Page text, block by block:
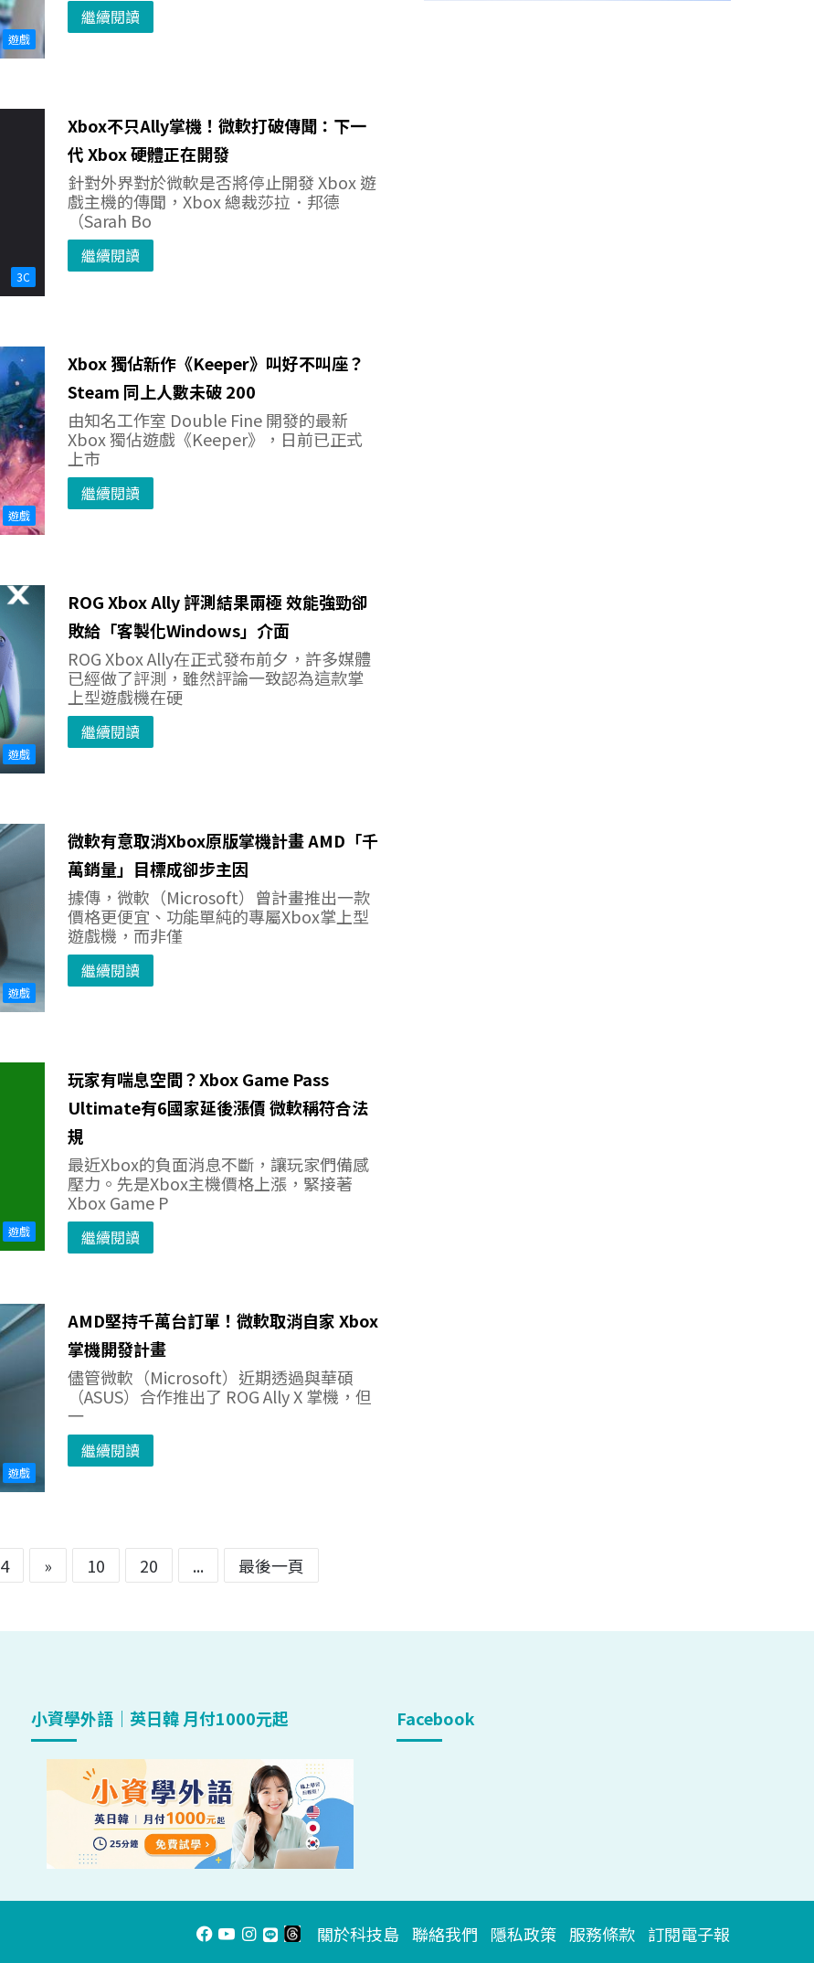
遊戲
繼續閱讀
3C
Xbox不只Ally掌機！微軟打破傳聞：下一
代 Xbox 硬體正在開發
針對外界對於微軟是否將停止開發 Xbox 遊
戲主機的傳聞，Xbox 總裁莎拉．邦德
（Sarah Bo
繼續閱讀
遊戲
Xbox 獨佔新作《Keeper》叫好不叫座？
Steam 同上人數未破 200
由知名工作室 Double Fine 開發的最新
Xbox 獨佔遊戲《Keeper》，日前已正式
上市
繼續閱讀
遊戲
ROG Xbox Ally 評測結果兩極 效能強勁卻
敗給「客製化Windows」介面
ROG Xbox Ally在正式發布前夕，許多媒體
已經做了評測，雖然評論一致認為這款掌
上型遊戲機在硬
繼續閱讀
遊戲
微軟有意取消Xbox原版掌機計畫 AMD「千
萬銷量」目標成卻步主因
據傳，微軟（Microsoft）曾計畫推出一款
價格更便宜、功能單純的專屬Xbox掌上型
遊戲機，而非僅
繼續閱讀
遊戲
玩家有喘息空間？Xbox Game Pass
Ultimate有6國家延後漲價 微軟稱符合法
規
最近Xbox的負面消息不斷，讓玩家們備感
壓力。先是Xbox主機價格上漲，緊接著
Xbox Game P
繼續閱讀
遊戲
AMD堅持千萬台訂單！微軟取消自家 Xbox
掌機開發計畫
儘管微軟（Microsoft）近期透過與華碩
（ASUS）合作推出了 ROG Ally X 掌機，但
一
繼續閱讀
4 » 10 20 ... 最後一頁
小資學外語｜英日韓 月付1000元起 Facebook
關於科技島 聯絡我們 隱私政策 服務條款 訂閱電子報